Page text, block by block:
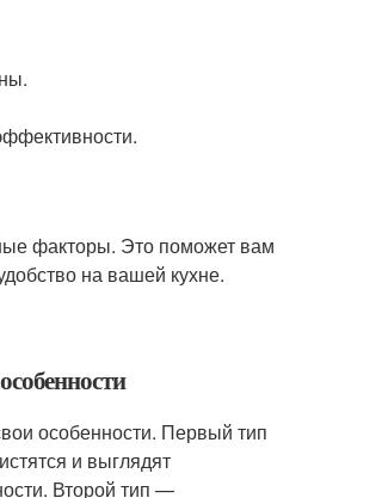
факторы. Это поможет вам
на вашей кухне.
особенности. Первый тип
и выглядят
Второй тип —